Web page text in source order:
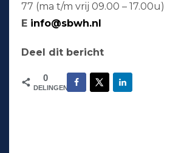
77 (ma t/m vrij 09.00 – 17.00u)
E info@sbwh.nl
Deel dit bericht
0
DELINGEN